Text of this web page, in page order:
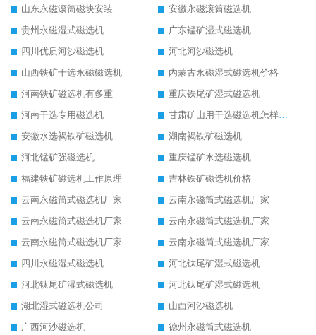
山东永磁滚筒磁块安装
安徽永磁滚筒磁选机
贵州永磁湿式磁选机
广东锰矿湿式磁选机
四川优质河沙磁选机
河北河沙磁选机
山西铁矿干选永磁磁选机
内蒙古永磁湿式磁选机价格
河南铁矿磁选机有多重
重庆铁尾矿湿式磁选机
河南干选专用磁选机
甘肃矿山用干选磁选机怎样调磁
安徽水选褐铁矿磁选机
湖南褐铁矿磁选机
河北锰矿强磁选机
重庆锰矿水选磁选机
福建铁矿磁选机工作原理
吉林铁矿磁选机价格
云南永磁筒式磁选机厂家
云南永磁筒式磁选机厂家
云南永磁筒式磁选机厂家
云南永磁筒式磁选机厂家
云南永磁筒式磁选机厂家
云南永磁筒式磁选机厂家
四川永磁湿式磁选机
河北钛尾矿湿式磁选机
河北钛尾矿湿式磁选机
河北钛尾矿湿式磁选机
湖北湿式磁选机公司
山西河沙磁选机
广西河沙磁选机
德州永磁筒式磁选机